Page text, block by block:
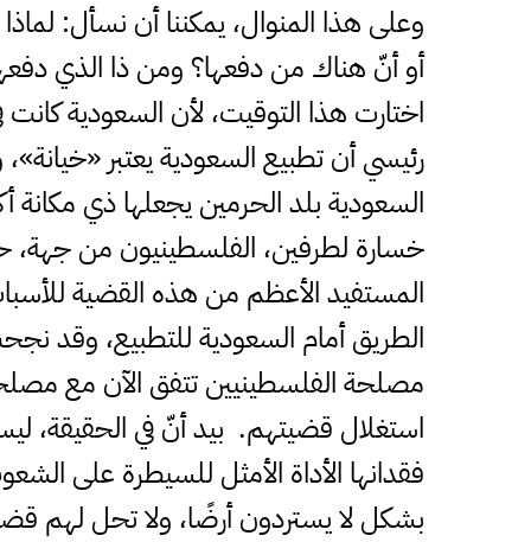
وعلى هذا المنوال، يمكننا أن نسأل:
أو أنّ هناك من دفعها؟ ومن ذا الذي
اختارت هذا التوقيت، لأن السعودية
رئيسي أن تطبيع السعودية يعتبر
السعودية بلد الحرمين يجعلها ذي مكانة
خسارة لطرفين، الفلسطينيون من جهة،
المستفيد الأعظم من هذه القضية
الطريق أمام السعودية للتطبيع، وقد
مصلحة الفلسطينيين تتفق الآن مع
استغلال قضيتهم. بيد أنّ في الحقيقة،
فقدانها الأداة الأمثل للسيطرة على
بشكل لا يستردون أرضًا، ولا تحل لهم